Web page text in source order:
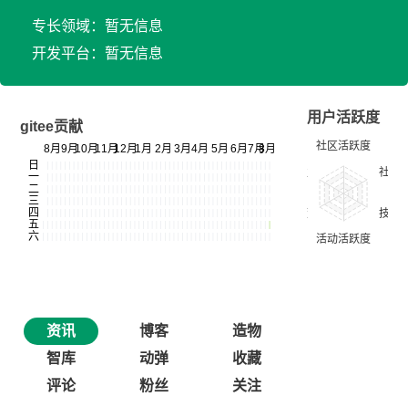
专长领域：暂无信息
开发平台：暂无信息
gitee贡献
用户活跃度
资讯 博客
造物
智库
动弹
收藏
评论
粉丝 关注